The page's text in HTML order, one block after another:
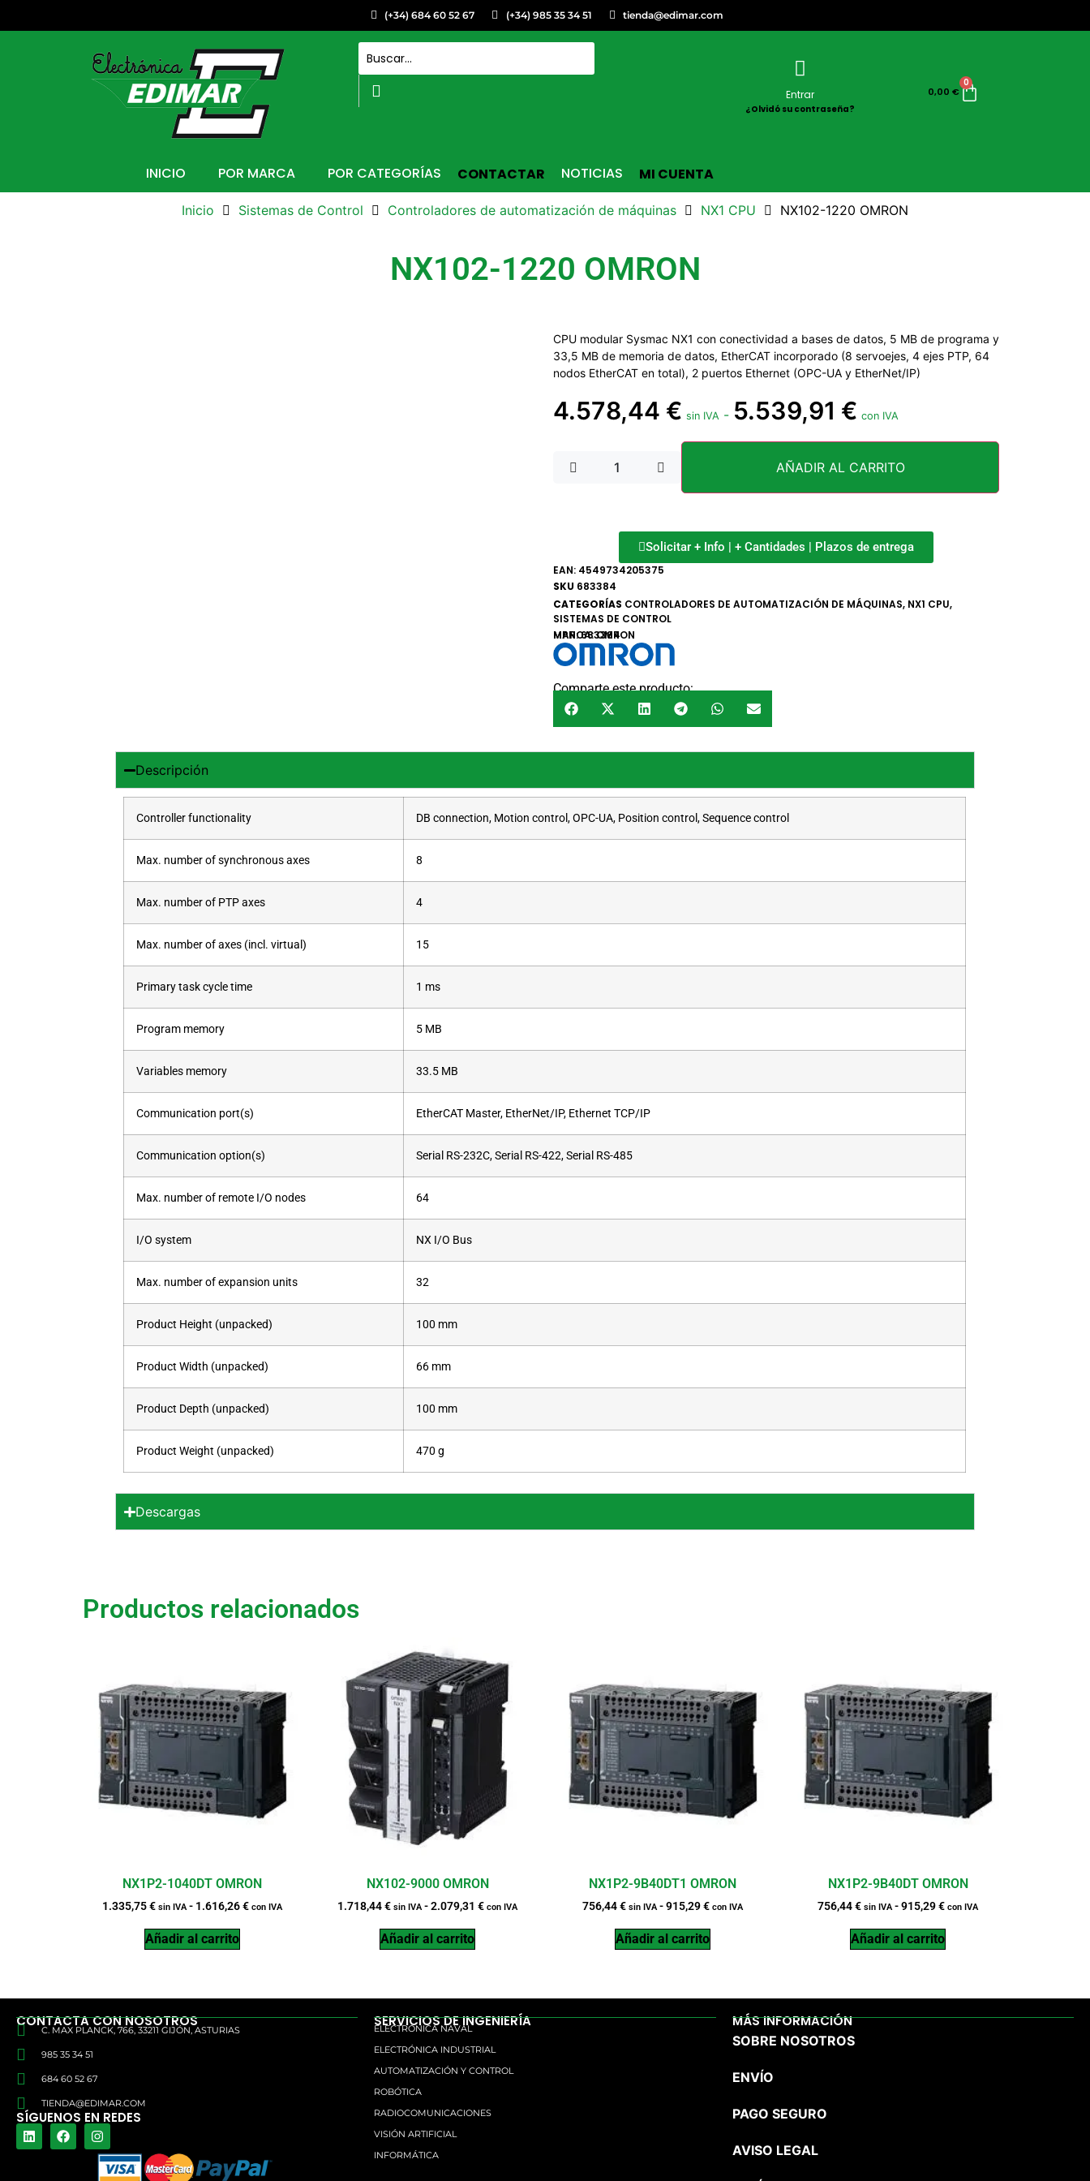
(+34) 684 60 52 67 (+34) 985 35 34 51 tienda@edimar.com
Entrar
¿Olvidó su contraseña?
0,00 €
0
INICIO POR MARCA POR CATEGORÍAS CONTACTAR NOTICIAS MI CUENTA
Inicio Sistemas de Control Controladores de automatización de máquinas NX1 CPU NX102-1220 OMRON
NX102-1220 OMRON
CPU modular Sysmac NX1 con conectividad a bases de datos, 5 MB de programa y
33,5 MB de memoria de datos, EtherCAT incorporado (8 servoejes, 4 ejes PTP, 64
nodos EtherCAT en total), 2 puertos Ethernet (OPC-UA y EtherNet/IP)
4.578,44 € sin IVA - 5.539,91 € con IVA
AÑADIR AL CARRITO
Solicitar + Info | + Cantidades | Plazos de entrega
EAN: 4549734205375
SKU 683384
CATEGORÍAS CONTROLADORES DE AUTOMATIZACIÓN DE MÁQUINAS, NX1 CPU,
SISTEMAS DE CONTROL
MARCA:OMRON
MPN: 683384
Comparte este producto:
Descripción
Controller functionality DB connection, Motion control, OPC-UA, Position control, Sequence control
Max. number of synchronous axes 8
Max. number of PTP axes 4
Max. number of axes (incl. virtual) 15
Primary task cycle time 1 ms
Program memory 5 MB
Variables memory 33.5 MB
Communication port(s) EtherCAT Master, EtherNet/IP, Ethernet TCP/IP
Communication option(s) Serial RS-232C, Serial RS-422, Serial RS-485
Max. number of remote I/O nodes 64
I/O system NX I/O Bus
Max. number of expansion units 32
Product Height (unpacked) 100 mm
Product Width (unpacked) 66 mm
Product Depth (unpacked) 100 mm
Product Weight (unpacked) 470 g
Descargas
Productos relacionados
NX1P2-1040DT OMRON
1.335,75€ sin IVA- 1.616,26€ con IVA
Añadir al carrito
NX102-9000 OMRON
1.718,44€ sin IVA-2.079,31 € con IVA
Añadir al carrito
NX1P2-9B40DT1 OMRON
756,44€ sin IVA-915,29€ con IVA
Añadir al carrito
NX1P2-9B40DT OMRON
756,44€ sin IVA-915,29€ con IVA
Añadir al carrito
CONTACTA CON NOSOTROS
C. MAX PLANCK, 766, 33211 GIJÓN, ASTURIAS
985 35 34 51
684 60 52 67
TIENDA@EDIMAR.COM
SÍGUENOS EN REDES
SERVICIOS DE INGENIERÍA
ELECTRÓNICA NAVAL
ELECTRÓNICA INDUSTRIAL
AUTOMATIZACIÓN Y CONTROL
ROBÓTICA
RADIOCOMUNICACIONES
VISIÓN ARTIFICIAL
INFORMÁTICA
MÁS INFORMACIÓN
SOBRE NOSOTROS
ENVÍO
PAGO SEGURO
AVISO LEGAL